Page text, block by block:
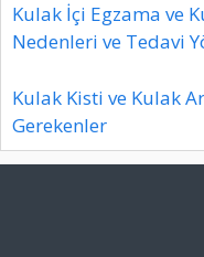
Kulak İçi Egzama ve
Nedenleri ve Tedavi
Kulak Kisti ve Kulak
Gerekenler